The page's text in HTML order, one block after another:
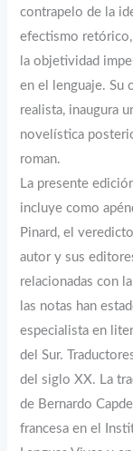
contrapelo de la
efectismo
la objetividad
en el lenguaje. Su
realista, inaugura
novelística
roman.
La presente
incluye como
Pinard, el
autor y sus
relacionadas con
las notas han
especialista en
del Sur.
del siglo XX. La
de Bernardo
francesa en el